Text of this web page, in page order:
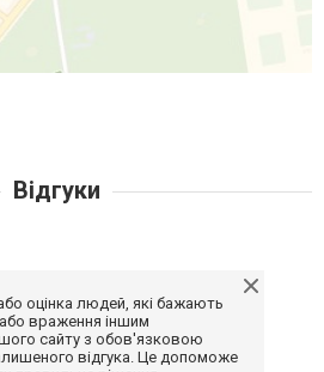
Відгуки
оцінка людей, які бажають
враження іншим
сайту з обов'язковою
відгука. Це допоможе